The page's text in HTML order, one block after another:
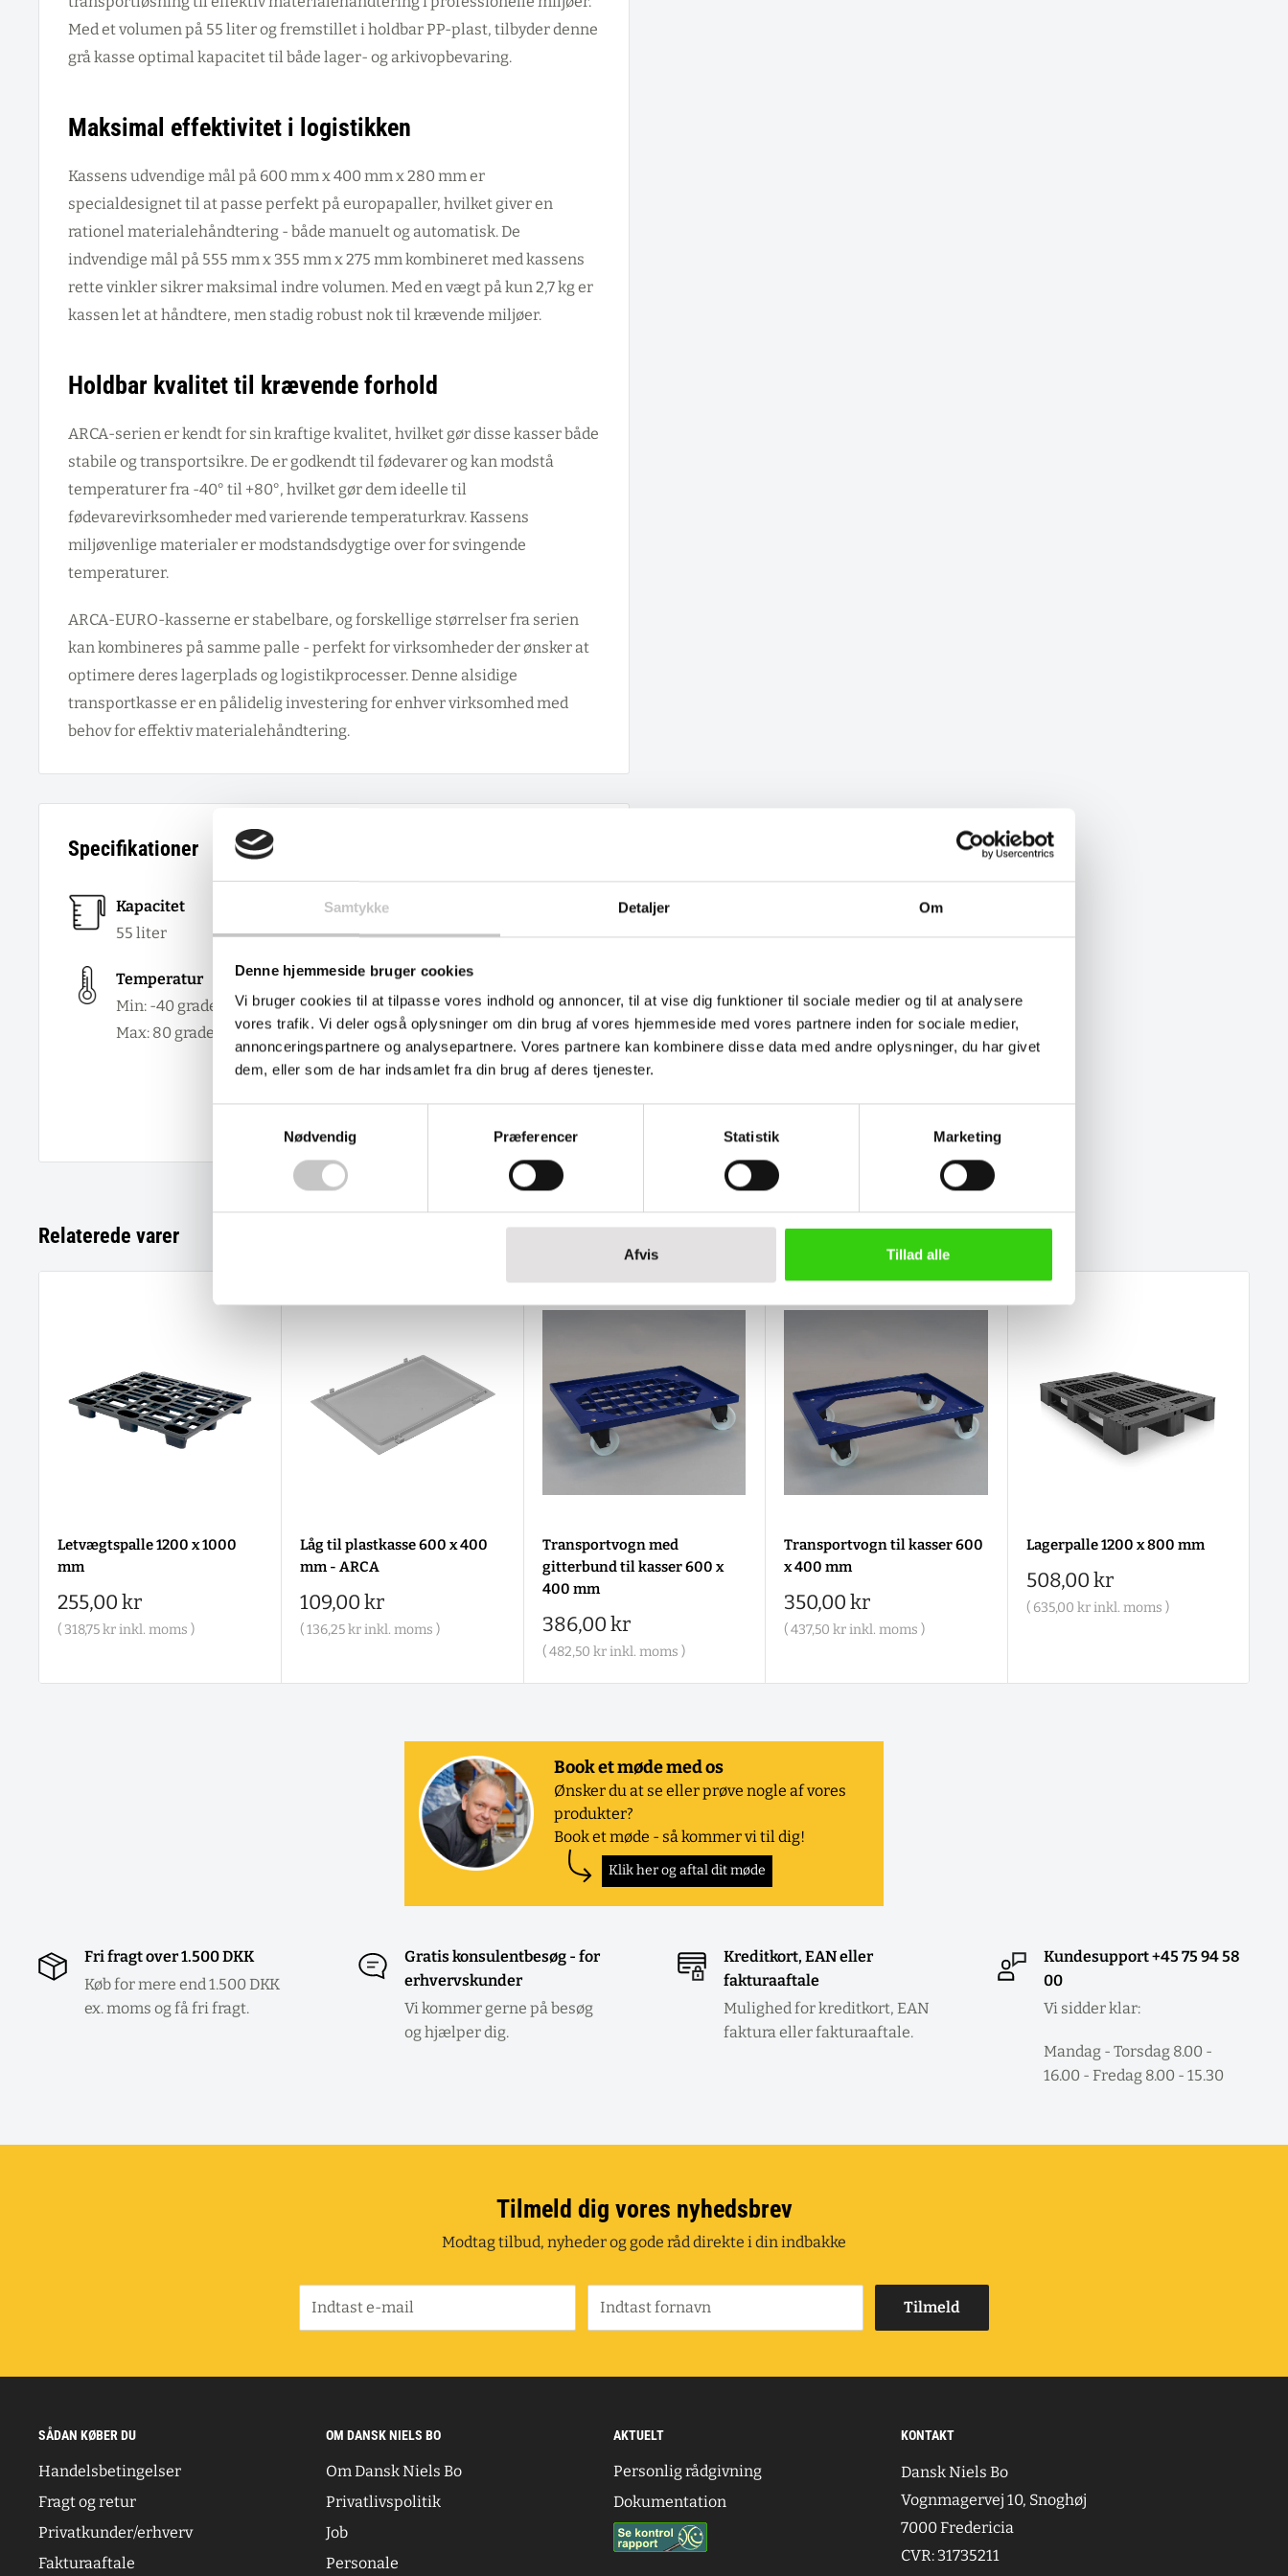
Samtykke Detaljer Om
Denne hjemmeside bruger cookies
Vi bruger cookies til at tilpasse vores indhold og annoncer, til at vise dig funktioner til sociale medier og til at analysere
vores trafik. Vi deler også oplysninger om din brug af vores hjemmeside med vores partnere inden for sociale medier,
annonceringspartnere og analysepartnere. Vores partnere kan kombinere disse data med andre oplysninger, du har givet
dem, eller som de har indsamlet fra din brug af deres tjenester.
Nødvendig
Præferencer Statistik Marketing
Afvis Tillad alle
Med et volumen på 55 liter og fremstillet i holdbar PP-plast, tilbyder denne
grå kasse optimal kapacitet til både lager- og arkivopbevaring.
Maksimal effektivitet i logistikken
Kassens udvendige mål på 600 mm x 400 mm x 280 mm er
specialdesignet til at passe perfekt på europapaller, hvilket giver en
rationel materialehåndtering - både manuelt og automatisk. De
indvendige mål på 555 mm x 355 mm x 275 mm kombineret med kassens
rette vinkler sikrer maksimal indre volumen. Med en vægt på kun 2,7 kg er
kassen let at håndtere, men stadig robust nok til krævende miljøer.
Holdbar kvalitet til krævende forhold
ARCA-serien er kendt for sin kraftige kvalitet, hvilket gør disse kasser både
stabile og transportsikre. De er godkendt til fødevarer og kan modstå
temperaturer fra -40° til +80°, hvilket gør dem ideelle til
fødevarevirksomheder med varierende temperaturkrav. Kassens
miljøvenlige materialer er modstandsdygtige over for svingende
temperaturer.
ARCA-EURO-kasserne er stabelbare, og forskellige størrelser fra serien
kan kombineres på samme palle - perfekt for virksomheder der ønsker at
optimere deres lagerplads og logistikprocesser. Denne alsidige
transportkasse er en pålidelig investering for enhver virksomhed med
behov for effektiv materialehåndtering.
Specifikationer
Kapacitet
55 liter
Temperatur
Min: -40 grader
Max: 80 grader
Godkendt til fødevarer
Størrelse (L x b x h):
Ydre:600 x 400 x 280 mm
Indre:555 x 355 x 275 mm
Materiale
Polypropylen
Relaterede varer
Letvægtspalle 1200 x 1000
mm
Salgspris
255,00 kr
( 318,75 krinkl. moms )
Låg til plastkasse 600 x 400
mm - ARCA
Salgspris
109,00 kr
(136,25 krinkl. moms )
Transportvogn med
gitterbund til kasser 600 x
400 mm
Salgspris
386,00 kr
(482,50 krinkl. moms )
Transportvogn til kasser 600
x 400 mm
Salgspris
350,00 kr
(437,50 krinkl. moms )
Lagerpalle 1200 x 800 mm
Salgspris
508,00 kr
( 635,00 krinkl. moms )
Book et møde med os
Ønsker du at se eller prøve nogle af vores
produkter?
Book et møde - så kommer vi til dig!
Klik her og aftal dit møde
Fri fragt over 1.500 DKK
Køb for mere end 1.500 DKK
ex. moms og få fri fragt.
Gratis konsulentbesøg - for
erhvervskunder
Vi kommer gerne på besøg
og hjælper dig.
Kreditkort, EAN eller
fakturaaftale
Mulighed for kreditkort, EAN
faktura eller fakturaaftale.
Kundesupport +45 75 94 58
00
Vi sidder klar:
Mandag - Torsdag 8.00 -
16.00 - Fredag 8.00 - 15.30
Tilmeld dig vores nyhedsbrev
Modtag tilbud, nyheder og gode råd direkte i din indbakke
Indtast e-mail Indtast fornavn Tilmeld
SÅDAN KØBER DU
Handelsbetingelser
Fragt og retur
Privatkunder/erhverv
Fakturaaftale
OM DANSK NIELS BO
Om Dansk Niels Bo
Privatlivspolitik
Job
Personale
AKTUELT
Personlig rådgivning
Dokumentation
KONTAKT
Dansk Niels Bo
Vognmagervej 10, Snoghøj
7000 Fredericia
CVR: 31735211